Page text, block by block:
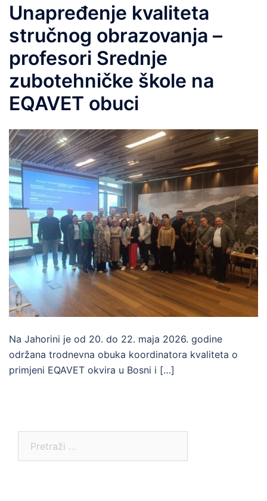
Unapređenje kvaliteta
stručnog obrazovanja –
profesori Srednje
zubotehničke škole na
EQAVET obuci
Na Jahorini je od 20. do 22. maja 2026. godine
održana trodnevna obuka koordinatora kvaliteta o
primjeni EQAVET okvira u Bosni i […]